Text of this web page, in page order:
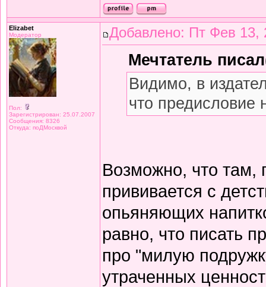
Elizabet
Модератор
Пол:
Зарегистрирован: 25.07.2007
Сообщения: 8326
Откуда: поДМосквой
Добавлено: Пт Фев 13,
Мечтатель
Видимо, в
что предисловие
Возможно, что там,
прививается с
опьяняющих
равно, что писать
про "милую
утраченных